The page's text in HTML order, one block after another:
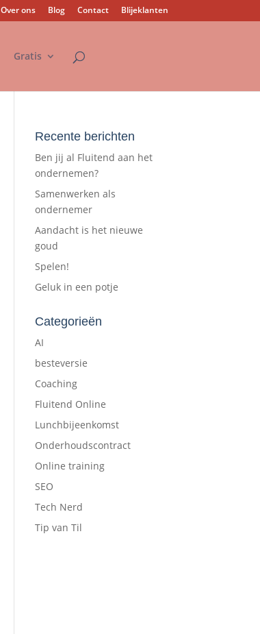
Over ons Blog Contact Blijeklanten
Gratis
Recente berichten
Ben jij al Fluitend aan het
ondernemen?
Samenwerken als
ondernemer
Aandacht is het nieuwe
goud
Spelen!
Geluk in een potje
Categorieën
AI
besteversie
Coaching
Fluitend Online
Lunchbijeenkomst
Onderhoudscontract
Online training
SEO
Tech Nerd
Tip van Til